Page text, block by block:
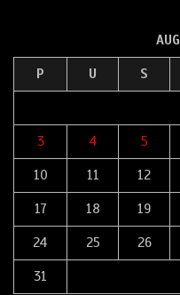
P U S
3 4 5
10 11 12
17 18 19
24 25 26
31